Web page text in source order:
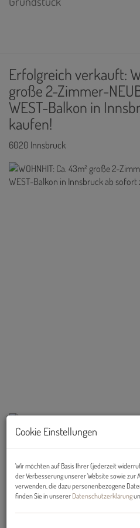
Erfolgreich verkauft:
große 2-Zimmer-
WEST-Balkon in
kaufen!
6020 Innsbruck
Beschreibung
ANLEGER AUFGEPASST: Helle,
Wohnung mit ca. 8 m² großen,
Cookie Einstellungen
Wir möchten auf Basis Ihrer (jederzeit
der Verbesserung unserer Website sowie zur
verwenden, die dazu personenbezogene
finden Sie in unserer Datenschutzerklärung